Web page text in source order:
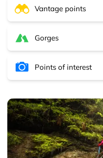
Vantage points
Gorges
Points of interest
Suchá Belá - Slovak